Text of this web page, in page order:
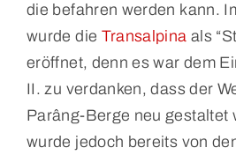
die befahren werden kann.
wurde die Transalpina als
eröffnet, denn es war dem
II. zu verdanken, dass der
Parâng-Berge neu gestaltet
wurde jedoch bereits von